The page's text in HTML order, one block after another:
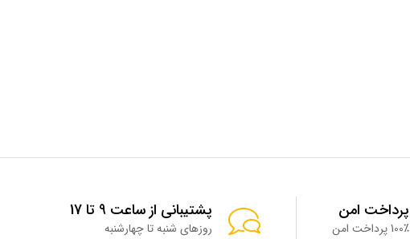
پرداخت امن
100٪ پرداخت امن
پشتیبانی از ساعت 9 تا 17
روزهای شنبه تا چهارشنبه